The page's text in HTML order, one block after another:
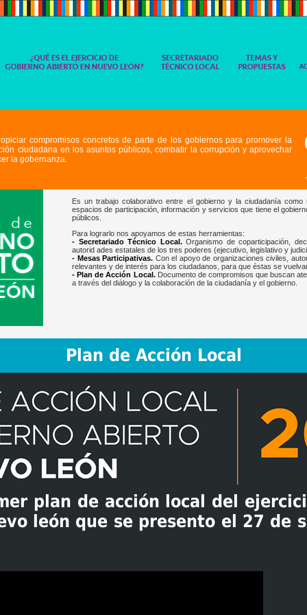
compromisos concretos de parte de los gobiernos para promover la
ciudadana en los asuntos públicos, combatir la corrupción y aprovechar
la gobernanza.
Es un trabajo colaborativo entre el gobierno y la ciudadanía
espacios de participación, información y servicios que tiene el
públicos.
Para lograrlo nos apoyamos de estas herramientas:
- Secretariado Técnico Local.Organismo de coparticipación,
autorid ades estatales de los tres poderes (ejecutivo, legislativo y
- Mesas Participativas. Con el apoyo de organizaciones civiles,
relevantes y de interés para los ciudadanos, para que éstas se
- Plan de Acción Local.Documento de compromisos que buscan
a través del diálogo y la colaboración de la ciudadanía y el gobierno.
Plan de Acción Local
plan de acción local del
león que se presento el 27 de